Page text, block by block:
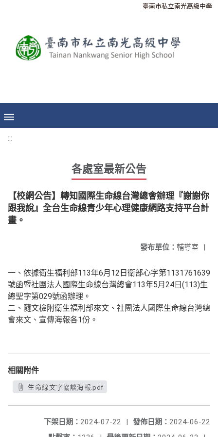
臺南市私立南光高級中學
:::
各處室最新公告
【校網公告】轉知國際生命線台灣總會辦理『謝謝你
跟我說』全台生命線青少年心理健康網路支持平台計
畫。
發布單位： 輔導室 |
一、依據衛生福利部113年6月12日衛部心字第1131761639
號函暨社團法人國際生命線台灣總會113年5月24日(113)生
總聖字第029號函辦理。
二、隨文檢附衛生福利部來文、社團法人國際生命線台灣總
會來文、宣傳海報各1份。
相關附件
生命線文字協談海報.pdf
發佈日期： 2024-06-22
下架日期： 2024-07-22
|